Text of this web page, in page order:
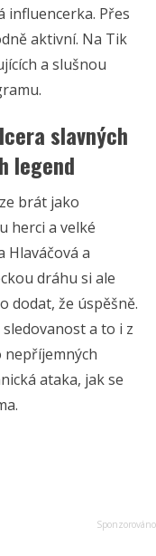
influencerka. Přes
aktivní. Na Tik
a slušnou
slavných
legend
brát jako
herci a velké
Hlaváčová a
dráhu si ale
dodat, že úspěšně.
a to i z
nepříjemných
ataka, jak se